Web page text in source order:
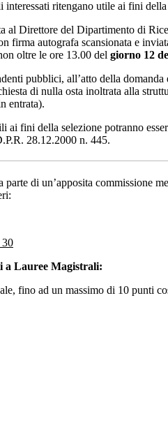
interessati ritengano utile ai fini
al Direttore del Dipartimento di
firma autografa scansionata e
oltre le ore 13.00 del giorno 12
pubblici, all’atto della
di nulla osta inoltrata alla
entrata).
ai fini della selezione potranno
28.12.2000 n. 445.
parte di un’apposita commissione
a Lauree Magistrali:
fino ad un massimo di 10 punti